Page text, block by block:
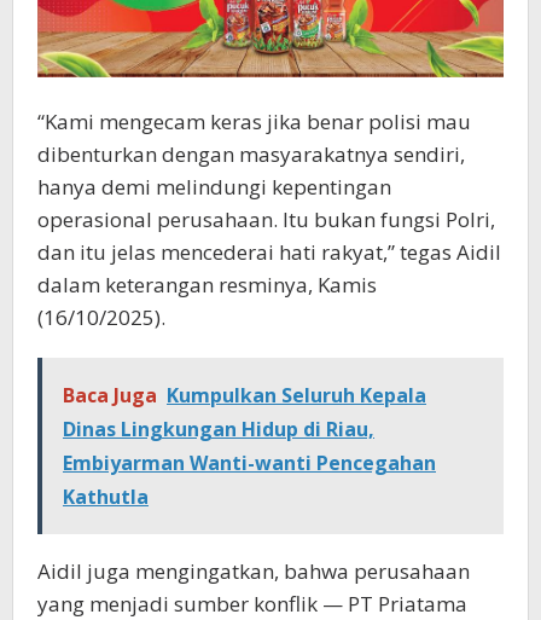
“Kami mengecam keras jika benar polisi mau
dibenturkan dengan masyarakatnya sendiri,
hanya demi melindungi kepentingan
operasional perusahaan. Itu bukan fungsi Polri,
dan itu jelas mencederai hati rakyat,” tegas Aidil
dalam keterangan resminya, Kamis
(16/10/2025).
Baca Juga Kumpulkan Seluruh Kepala
Dinas Lingkungan Hidup di Riau,
Embiyarman Wanti-wanti Pencegahan
Kathutla
Aidil juga mengingatkan, bahwa perusahaan
yang menjadi sumber konflik — PT Priatama